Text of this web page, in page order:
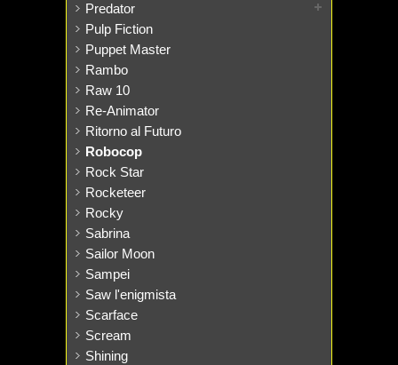
Predator
Pulp Fiction
Puppet Master
Rambo
Raw 10
Re-Animator
Ritorno al Futuro
Robocop
Rock Star
Rocketeer
Rocky
Sabrina
Sailor Moon
Sampei
Saw l'enigmista
Scarface
Scream
Shining